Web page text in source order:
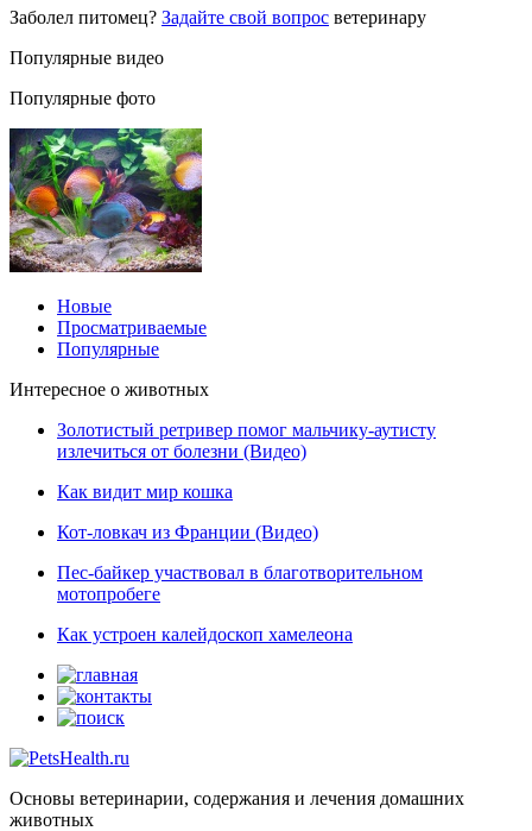
Заболел питомец? Задайте свой вопрос ветеринару
Популярные видео
Популярные фото
Новые
Просматриваемые
Популярные
Интересное о животных
Золотистый ретривер помог мальчику-аутисту
излечиться от болезни (Видео)
Как видит мир кошка
Кот-ловкач из Франции (Видео)
Пес-байкер участвовал в благотворительном
мотопробеге
Как устроен калейдоскоп хамелеона
Основы ветеринарии, содержания и лечения домашних
животных